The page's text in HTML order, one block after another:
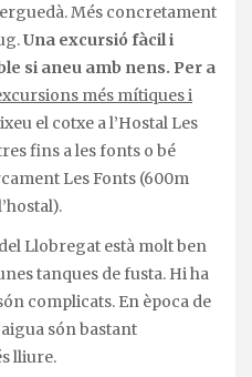
Més concretament
Una excursió fàcil i
si aneu amb nens. Per a
més mítiques i
el cotxe a l’Hostal Les
fins a les fonts o bé
Les Fonts (600m
Llobregat està molt ben
tanques de fusta. Hi ha
complicats. En època de
són bastant
lliure.